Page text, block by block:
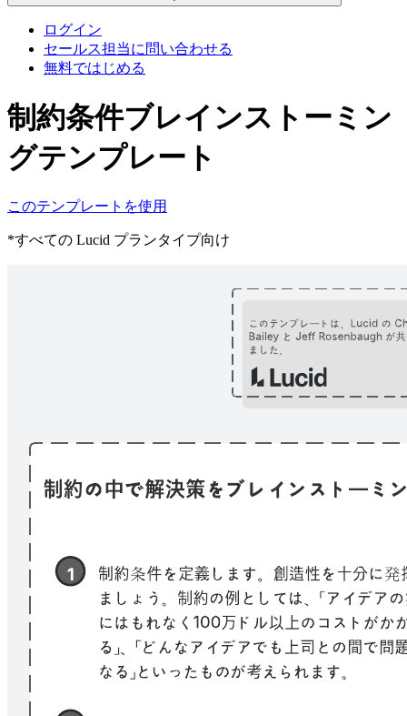
ログイン
セールス担当に問い合わせる
無料ではじめる
制約条件ブレインストーミン
グテンプレート
このテンプレートを使用
*すべての Lucid プランタイプ向け